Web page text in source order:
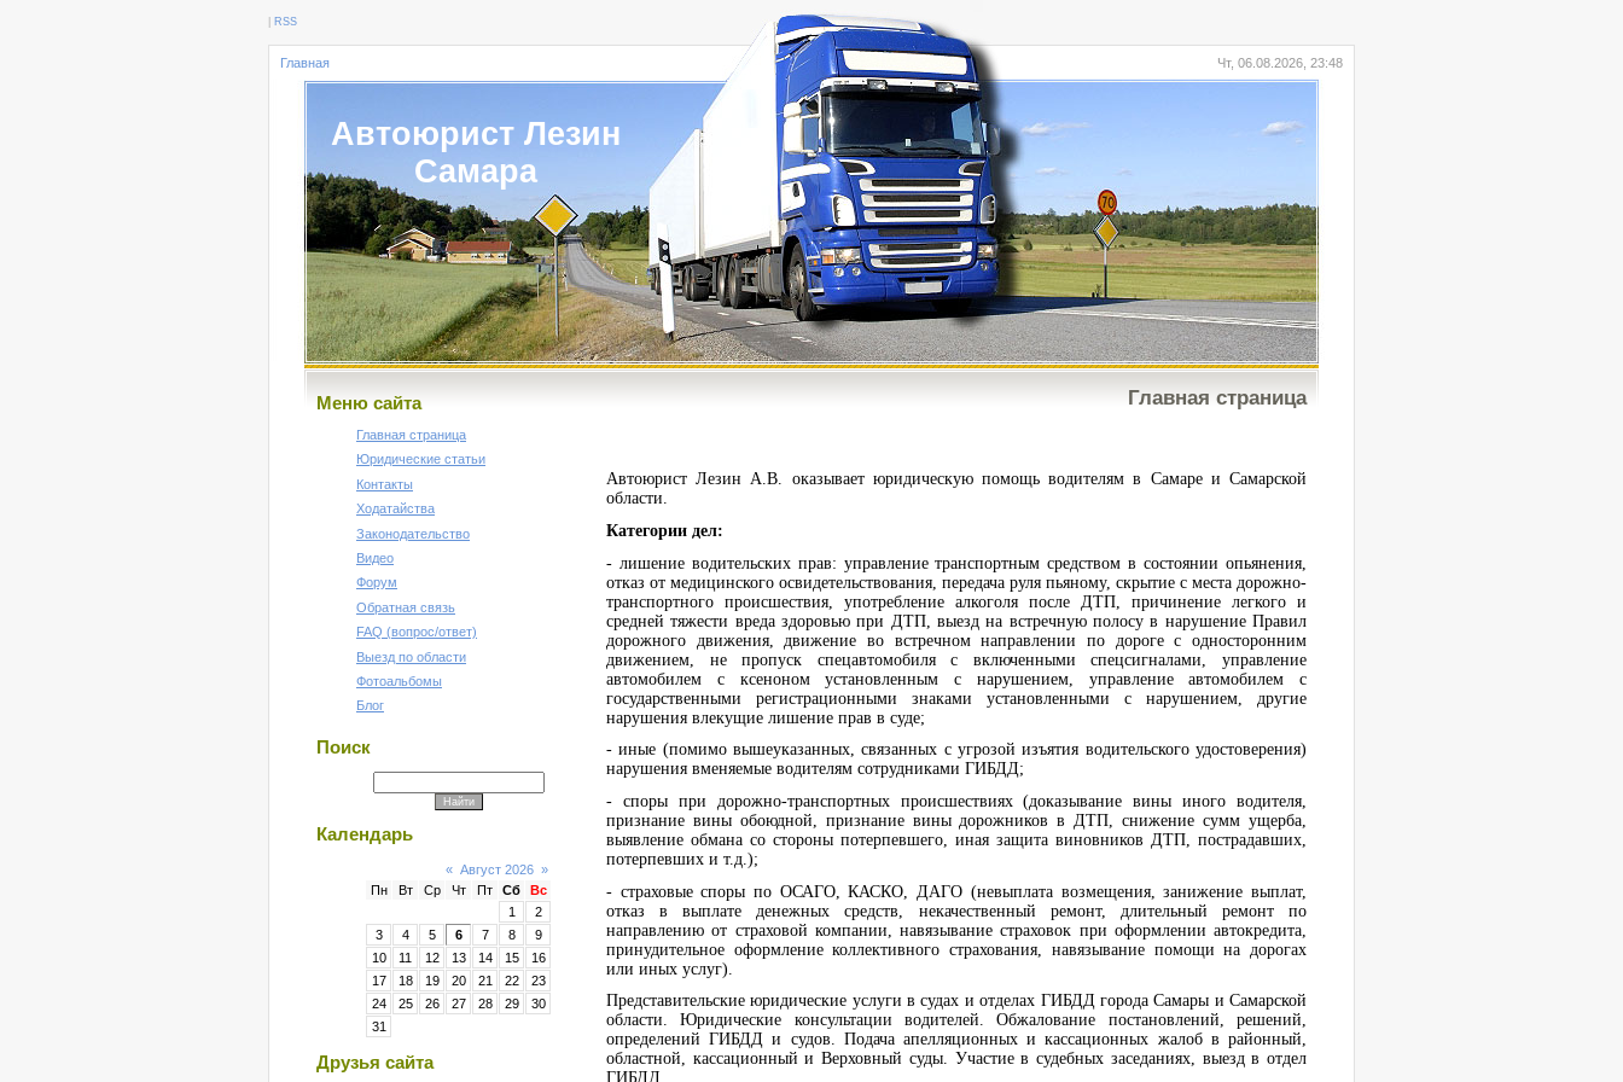
RSS
Главная Чт, 06.08.2026, 23:48
Автоюрист Лезин
Самара
Меню сайта
Главная страница
Юридические статьи
Контакты
Ходатайства
Законодательство
Видео
Форум
Обратная связь
FAQ (вопрос/ответ)
Выезд по области
Фотоальбомы
Блог
Поиск
Календарь
« Август 2026 »
Пн
Вт Ср Чт Пт Сб
Вс
1
2
3
4 5 6 7 8
9
10
11 12 13 14 15
16
17
18 19 20 21 22
23
24
25 26 27 28 29
30
31
Друзья сайта
Главная страница
Автоюрист Лезин А.В. оказывает юридическую помощь водителям в Самаре и Самарской
области.
Категории дел:
- лишение водительских прав: управление транспортным средством в состоянии опьянения,
отказ от медицинского освидетельствования, передача руля пьяному, скрытие с места дорожно-
транспортного происшествия, употребление алкоголя после ДТП, причинение легкого и
средней тяжести вреда здоровью при ДТП, выезд на встречную полосу в нарушение Правил
дорожного движения, движение во встречном направлении по дороге с односторонним
движением, не пропуск спецавтомобиля с включенными спецсигналами, управление
автомобилем с ксеноном установленным с нарушением, управление автомобилем с
государственными регистрационными знаками установленными с нарушением, другие
нарушения влекущие лишение прав в суде;
- иные (помимо вышеуказанных, связанных с угрозой изъятия водительского удостоверения)
нарушения вменяемые водителям сотрудниками ГИБДД;
- споры при дорожно-транспортных происшествиях (доказывание вины иного водителя,
признание вины обоюдной, признание вины дорожников в ДТП, снижение сумм ущерба,
выявление обмана со стороны потерпевшего, иная защита виновников ДТП, пострадавших,
потерпевших и т.д.);
- страховые споры по ОСАГО, КАСКО, ДАГО (невыплата возмещения, занижение выплат,
отказ в выплате денежных средств, некачественный ремонт, длительный ремонт по
направлению от страховой компании, навязывание страховок при оформлении автокредита,
принудительное оформление коллективного страхования, навязывание помощи на дорогах
или иных услуг).
Представительские юридические услуги в судах и отделах ГИБДД города Самары и Самарской
области. Юридические консультации водителей. Обжалование постановлений, решений,
определений ГИБДД и судов. Подача апелляционных и кассационных жалоб в районный,
областной, кассационный и Верховный суды. Участие в судебных заседаниях, выезд в отдел
ГИБДД.